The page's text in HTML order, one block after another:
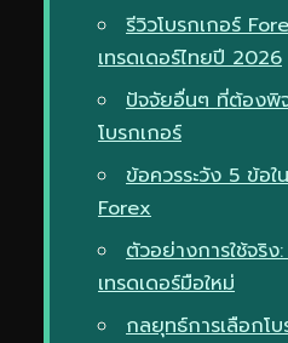
รีวิวโบรกเกอร์
เทรดเดอร์ไทยปี 2026
ปัจจัยอื่นๆ ที่ต้องพิ
โบรกเกอร์
ข้อควรระวัง 5 ข้อใ
Forex
ตัวอย่างการใช้จริง
เทรดเดอร์มือใหม่
กลยุทธ์การเลือกโ